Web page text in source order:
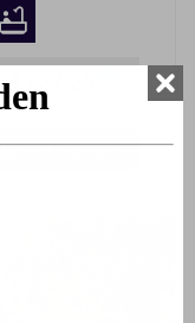
€ 1727,25
Direct boeken